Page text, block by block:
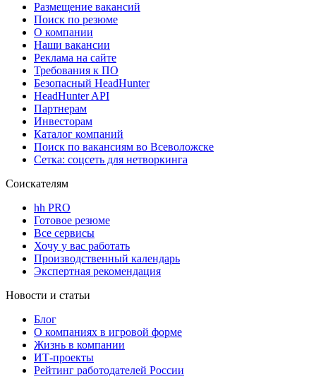
Размещение вакансий
Поиск по резюме
О компании
Наши вакансии
Реклама на сайте
Требования к ПО
Безопасный HeadHunter
HeadHunter API
Партнерам
Инвесторам
Каталог компаний
Поиск по вакансиям во Всеволожске
Сетка: соцсеть для нетворкинга
Соискателям
hh PRO
Готовое резюме
Все сервисы
Хочу у вас работать
Производственный календарь
Экспертная рекомендация
Новости и статьи
Блог
О компаниях в игровой форме
Жизнь в компании
ИТ-проекты
Рейтинг работодателей России